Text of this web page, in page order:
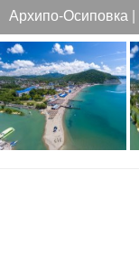
Архипо-Осиповка